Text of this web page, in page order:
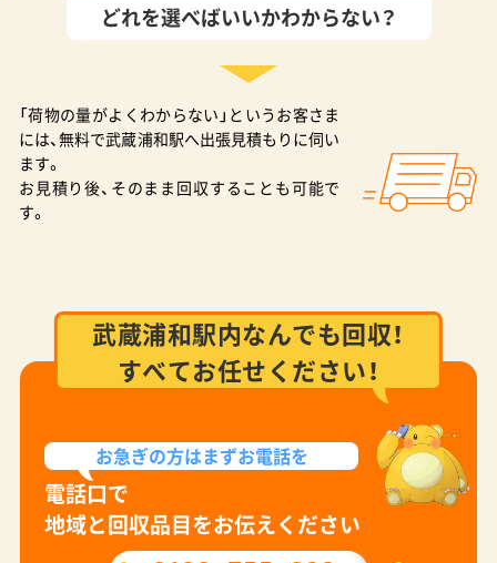
どれを選べばいいかわからない？
「荷物の量がよくわからない」というお客さま
には、無料で武蔵浦和駅へ出張見積もりに伺い
ます。
お見積り後、そのまま回収することも可能で
す。
武蔵浦和駅内なんでも回収！
すべてお任せください！
お急ぎの方はまずお電話を
電話口で
地域と回収品目をお伝えください